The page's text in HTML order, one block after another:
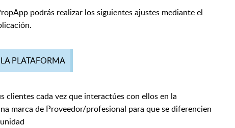
podrás realizar los siguientes ajustes mediante el
PLATAFORMA
clientes cada vez que interactúes con ellos en la
marca de Proveedor/profesional para que se diferencien